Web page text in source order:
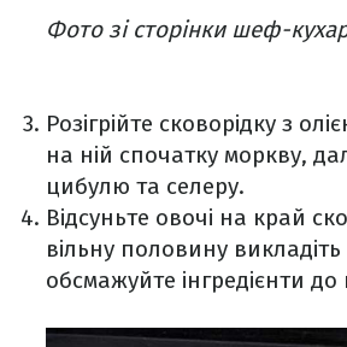
Фото зі сторінки шеф-
Розігрійте сковорідку з
на ній спочатку моркву,
цибулю та селеру.
Відсуньте овочі на край
вільну половину викладіть
обсмажуйте інгредієнти до